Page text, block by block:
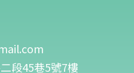
段45巷5號7樓